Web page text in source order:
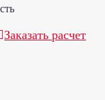
Заказать расчет